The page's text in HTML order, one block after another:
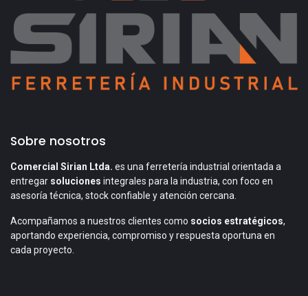
Sobre nosotros
Comercial Sirian Ltda. es una ferretería industrial orientada a
entregar soluciones integrales para la industria, con foco en
asesoría técnica, stock confiable y atención cercana.
Acompañamos a nuestros clientes como socios estratégicos,
aportando experiencia, compromiso y respuesta oportuna en
cada proyecto.